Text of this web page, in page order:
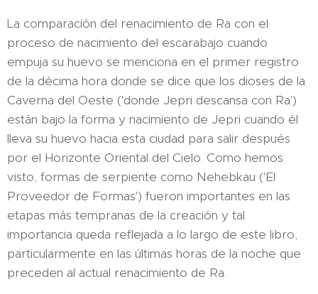
La comparación del renacimiento de Ra con el
proceso de nacimiento del escarabajo cuando
empuja su huevo se menciona en el primer registro
de la décima hora donde se dice que los dioses de la
Caverna del Oeste ('donde Jepri descansa con Ra')
están bajo la forma y nacimiento de Jepri cuando él
lleva su huevo hacia esta ciudad para salir después
por el Horizonte Oriental del Cielo. Como hemos
visto, formas de serpiente como Nehebkau ('El
Proveedor de Formas') fueron importantes en las
etapas más tempranas de la creación y tal
importancia queda reflejada a lo largo de este libro,
particularmente en las últimas horas de la noche que
preceden al actual renacimiento de Ra.